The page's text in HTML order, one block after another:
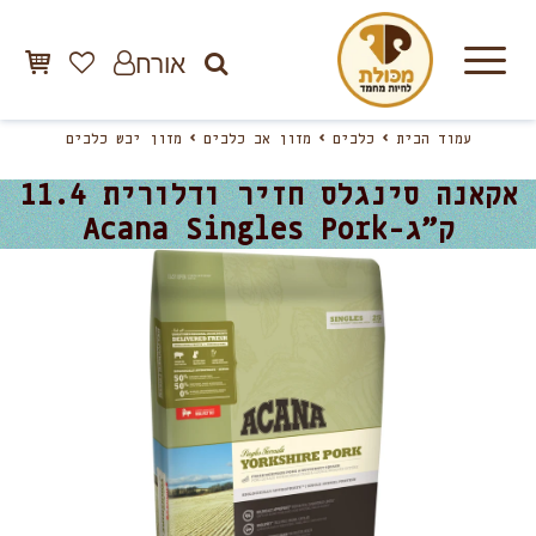
אורח
עמוד הבית כלבים מזון אב כלבים מזון יבש כלבים
אקאנה סינגלס חזיר ודלורית 11.4
ק”ג-Acana Singles Pork